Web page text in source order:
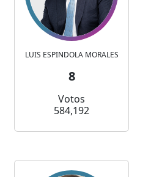
LUIS ESPINDOLA MORALES
8
Votos
584,192